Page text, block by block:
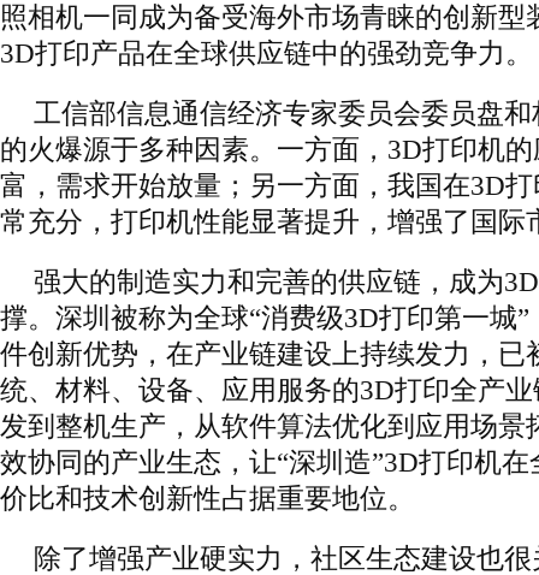
照相机一同成为备受海外市场青睐的创新型
3D打印产品在全球供应链中的强劲竞争力。
工信部信息通信经济专家委员会委员盘
的火爆源于多种因素。一方面，3D打印机
富，需求开始放量；另一方面，我国在3D
常充分，打印机性能显著提升，增强了国际
强大的制造实力和完善的供应链，成为
撑。深圳被称为全球“消费级3D打印第一城
件创新优势，在产业链建设上持续发力，已
统、材料、设备、应用服务的3D打印全产
发到整机生产，从软件算法优化到应用场景
效协同的产业生态，让“深圳造”3D打印机
价比和技术创新性占据重要地位。
除了增强产业硬实力，社区生态建设也